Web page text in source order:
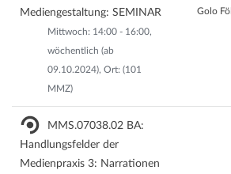
Mediengestaltung: SEMINAR
Mittwoch: 14:00 - 16:00,
wöchentlich (ab
09.10.2024), Ort: (101
MMZ)
Golo
MMS.07038.02 BA:
Handlungsfelder der
Medienpraxis 3: Narrationen